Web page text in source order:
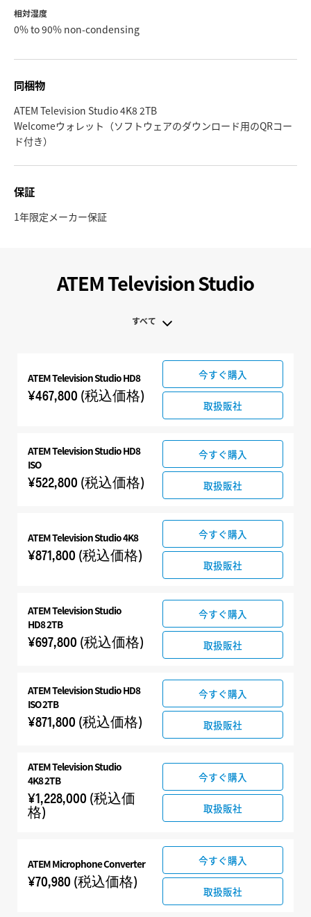
相対湿度
0% to 90% non-condensing
同梱物
ATEM Television Studio 4K8 2TB
Welcomeウォレット（ソフトウェアのダウンロード用のQRコー
ド付き）
保証
1年限定メーカー保証
ATEM Television Studio
すべて
ATEM Television Studio
関連製品
ATEM Television Studio HD8
¥467,800 (税込価格)
今すぐ購入
取扱販社
ATEM Television Studio HD8
ISO
¥522,800 (税込価格)
今すぐ購入
取扱販社
ATEM Television Studio 4K8
¥871,800 (税込価格)
今すぐ購入
取扱販社
ATEM Television Studio
HD8 2TB
¥697,800 (税込価格)
今すぐ購入
取扱販社
ATEM Television Studio HD8
ISO 2TB
¥871,800 (税込価格)
今すぐ購入
取扱販社
ATEM Television Studio
4K8 2TB
¥1,228,000 (税込価
格)
今すぐ購入
取扱販社
ATEM Microphone Converter
¥70,980 (税込価格)
今すぐ購入
取扱販社